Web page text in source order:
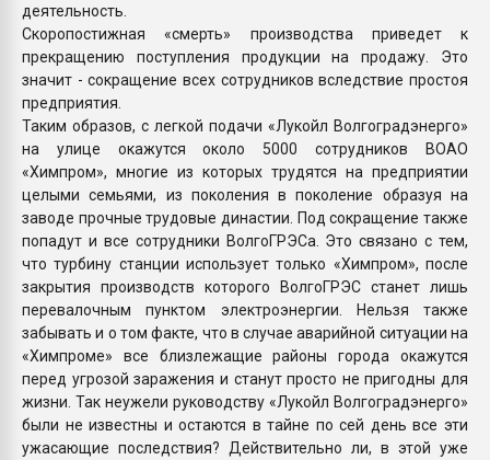
деятельность.
Скоропостижная «смерть» производства приведет к
прекращению поступления продукции на продажу. Это
значит - сокращение всех сотрудников вследствие простоя
предприятия.
Таким образов, с легкой подачи «Лукойл Волгоградэнерго»
на улице окажутся около 5000 сотрудников ВОАО
«Химпром», многие из которых трудятся на предприятии
целыми семьями, из поколения в поколение образуя на
заводе прочные трудовые династии. Под сокращение также
попадут и все сотрудники ВолгоГРЭСа. Это связано с тем,
что турбину станции использует только «Химпром», после
закрытия производств которого ВолгоГРЭС станет лишь
перевалочным пунктом электроэнергии. Нельзя также
забывать и о том факте, что в случае аварийной ситуации на
«Химпроме» все близлежащие районы города окажутся
перед угрозой заражения и станут просто не пригодны для
жизни. Так неужели руководству «Лукойл Волгоградэнерго»
были не известны и остаются в тайне по сей день все эти
ужасающие последствия? Действительно ли, в этой уже